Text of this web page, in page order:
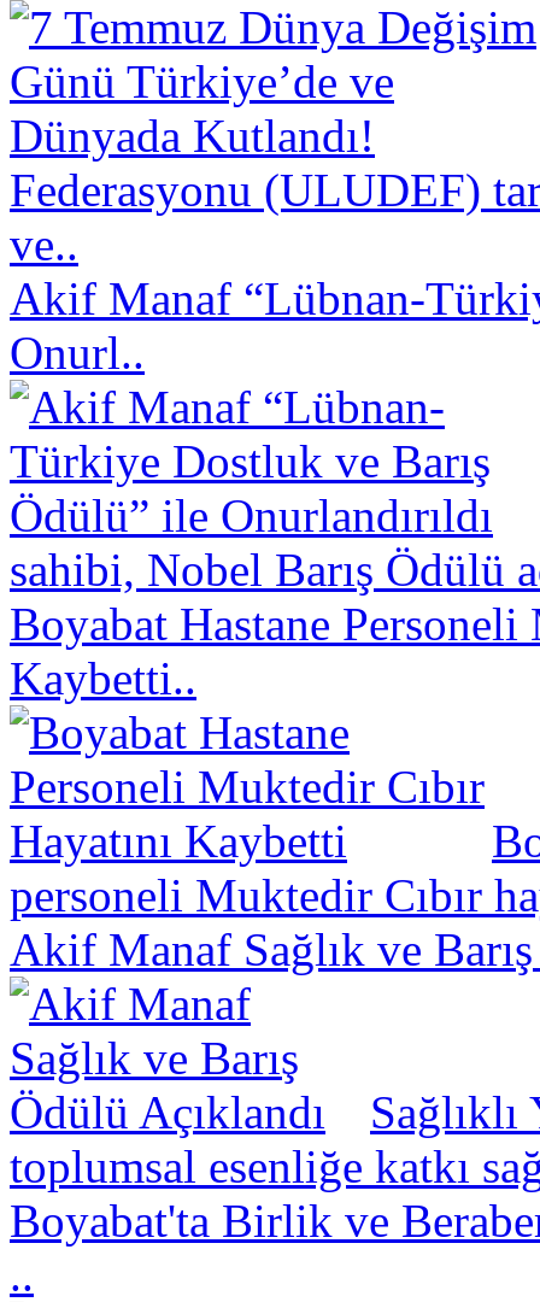
Federasyonu (ULUDEF)
ve..
Akif Manaf “Lübnan-
Onurl..
sahibi, Nobel Barış Ödülü
Boyabat Hastane Personeli
Kaybetti..
personeli Muktedir Cıbır
Akif Manaf Sağlık ve
toplumsal esenliğe katkı
Boyabat'ta Birlik ve
..